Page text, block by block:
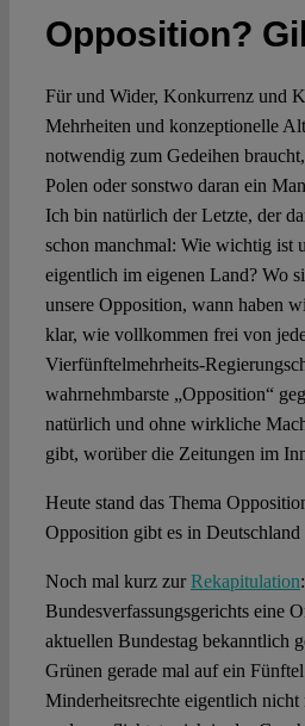
Opposition?
Für und Wider, Konkurrenz und
Mehrheiten und konzeptionelle
notwendig zum Gedeihen
Polen oder sonstwo daran ein
Ich bin natürlich der Letzte, der
schon manchmal: Wie wichtig ist
eigentlich im eigenen Land? Wo
unsere Opposition, wann haben
klar, wie vollkommen frei von
Vierfünftelmehrheits-
wahrnehmbarste „Opposition“
natürlich und ohne wirkliche
gibt, worüber die Zeitungen im
Heute stand das Thema
Opposition gibt es in
Noch mal kurz zurRekapitulation
Bundesverfassungsgerichts
aktuellen Bundestag bekanntlich
Grünen gerade mal auf ein
Minderheitsrechte eigentlich